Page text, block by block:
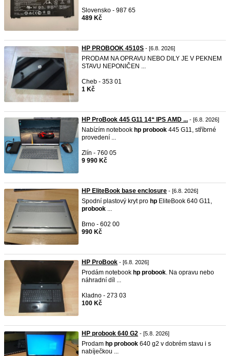
Slovensko - 987 65
489 Kč
HP PROBOOK 4510S - [6.8. 2026]
PRODAM NA OPRAVU NEBO DILY JE V PEKNEM
STAVU NEPONIČEN ...
Cheb - 353 01
1 Kč
HP ProBook 445 G11 14“ IPS AMD ... - [6.8. 2026]
Nabízím notebook hp probook 445 G11, stříbrné
provedení ...
Zlín - 760 05
9 990 Kč
HP EliteBook base enclosure - [6.8. 2026]
Spodní plastový kryt pro hp EliteBook 640 G11,
probook ...
Brno - 602 00
990 Kč
HP ProBook - [6.8. 2026]
Prodám notebook hp probook. Na opravu nebo
náhradní díl ...
Kladno - 273 03
100 Kč
HP probook 640 G2 - [5.8. 2026]
Prodam hp probook 640 g2 v dobrém stavu i s
nabíječkou ...